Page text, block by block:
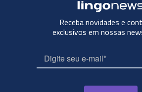
Receba novidades e
exclusivos em nossas